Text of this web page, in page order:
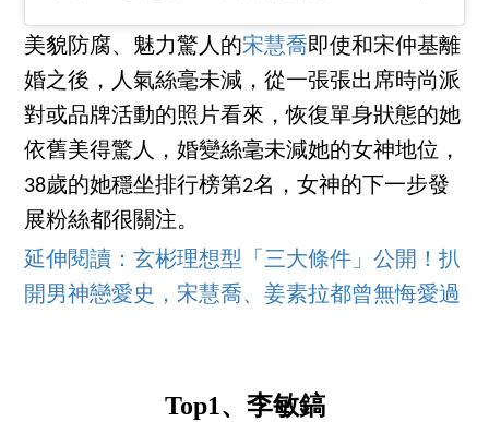
美貌防腐、魅力驚人的宋慧喬即使和宋仲基離
婚之後，人氣絲毫未減，從一張張出席時尚派
對或品牌活動的照片看來，恢復單身狀態的她
依舊美得驚人，婚變絲毫未減她的女神地位，
38歲的她穩坐排行榜第2名，女神的下一步發
展粉絲都很關注。
延伸閱讀：玄彬理想型「三大條件」公開！扒
開男神戀愛史，宋慧喬、姜素拉都曾無悔愛過
Top1、李敏鎬